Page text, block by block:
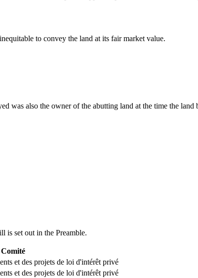
to convey the land at its fair market value.
also the owner of the abutting land at the time the land
is set out in the Preamble.
Comité
et des projets de loi d'intérêt privé
et des projets de loi d'intérêt privé